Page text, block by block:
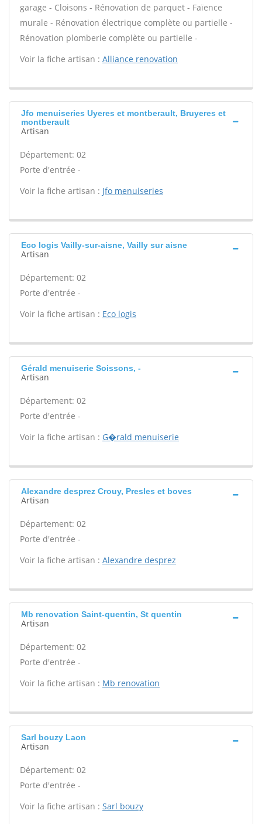
garage - Cloisons - Rénovation de parquet - Faïence
murale - Rénovation électrique complète ou partielle -
Rénovation plomberie complète ou partielle -
Voir la fiche artisan : Alliance renovation
Jfo menuiseries Uyeres et montberault, Bruyeres et
montberault
Artisan
Département: 02
Porte d'entrée -
Voir la fiche artisan : Jfo menuiseries
Eco logis Vailly-sur-aisne, Vailly sur aisne
Artisan
Département: 02
Porte d'entrée -
Voir la fiche artisan : Eco logis
Gérald menuiserie Soissons, -
Artisan
Département: 02
Porte d'entrée -
Voir la fiche artisan : G�rald menuiserie
Alexandre desprez Crouy, Presles et boves
Artisan
Département: 02
Porte d'entrée -
Voir la fiche artisan : Alexandre desprez
Mb renovation Saint-quentin, St quentin
Artisan
Département: 02
Porte d'entrée -
Voir la fiche artisan : Mb renovation
Sarl bouzy Laon
Artisan
Département: 02
Porte d'entrée -
Voir la fiche artisan : Sarl bouzy